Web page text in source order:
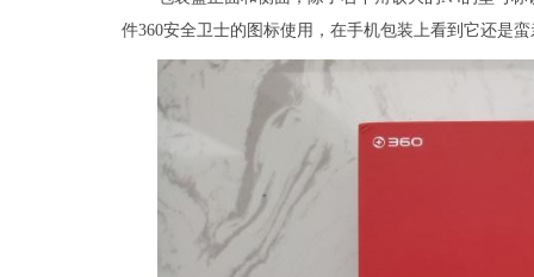
件360安全卫士的图标使用，在手机包装上看到它还是